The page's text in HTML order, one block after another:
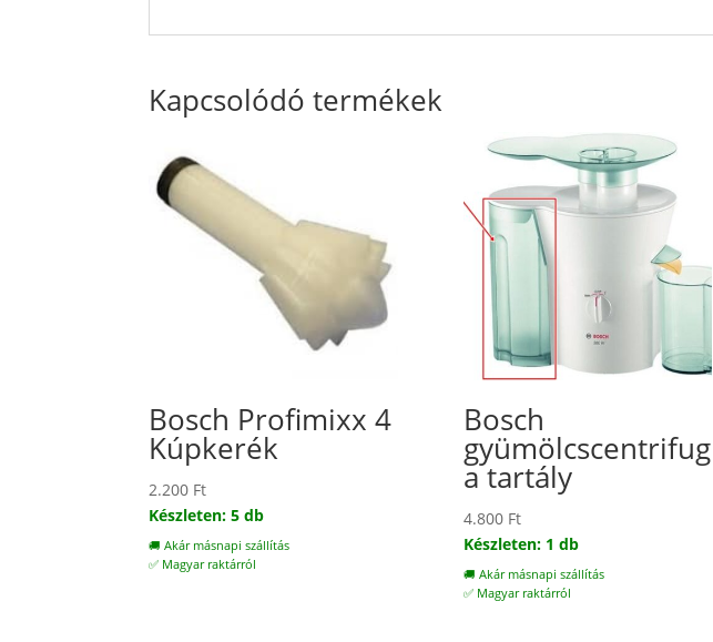
Kapcsolódó termékek
Bosch Profimixx 4
Kúpkerék
2.200 Ft
Készleten: 5 db
🚚 Akár másnapi szállítás
✅ Magyar raktárról
Bosch
gyümölcscentrifug
a tartály
4.800 Ft
Készleten: 1 db
🚚 Akár másnapi szállítás
✅ Magyar raktárról